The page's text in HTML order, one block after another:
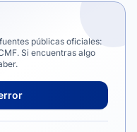
públicas oficiales:
Si encuentras algo